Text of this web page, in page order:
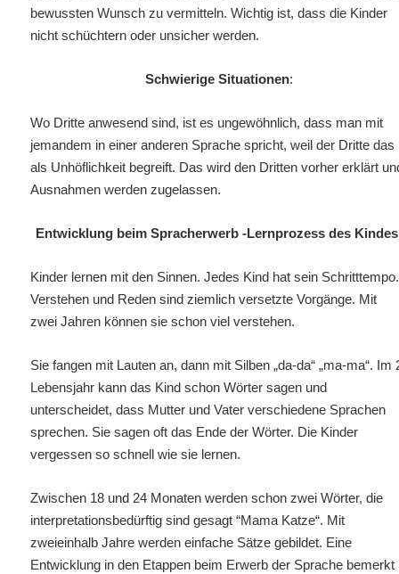
bewussten Wunsch zu vermitteln. Wichtig ist, dass die Kinder
nicht schüchtern oder unsicher werden.
Schwierige Situationen:
Wo Dritte anwesend sind, ist es ungewöhnlich, dass man mit
jemandem in einer anderen Sprache spricht, weil der Dritte das
als Unhöflichkeit begreift. Das wird den Dritten vorher erklärt
Ausnahmen werdenzugelassen.
Entwicklung beim Spracherwerb -Lernprozess des
Kinder lernen mit den Sinnen. Jedes Kind hat sein Schritttempo.
Verstehen und Reden sind ziemlich versetzte Vorgänge. Mit
zwei Jahren können sie schon viel verstehen.
Sie fangen mit Lauten an, dann mit Silben „da-da“ „ma-ma“. Im
Lebensjahr kann das Kind schon Wörter sagen und
unterscheidet, dass Mutter und Vater verschiedene Sprachen
sprechen. Sie sagen oft das Ende der Wörter. Die Kinder
vergessen so schnell wie sie lernen.
Zwischen 18 und 24 Monaten werden schon zwei Wörter, die
interpretationsbedürftig sind gesagt “Mama Katze“. Mit
zweieinhalb Jahre werden einfache Sätze gebildet. Eine
Entwicklung in den Etappen beim Erwerb der Sprache bemerkt